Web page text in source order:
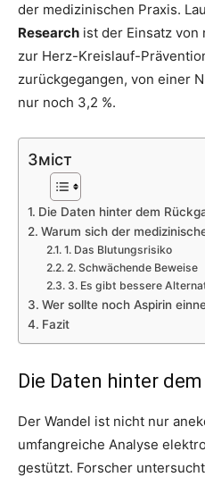
der medizinischen Praxis.
Research ist der Einsatz
zur Herz-Kreislauf-
zurückgegangen, von einer
nur noch 3,2 %.
Зміст
Die Daten hinter dem
Warum sich der
1. Das Blutungsrisiko
2. Schwächende Beweise
3. Es gibt bessere
Wer sollte noch Aspirin
Fazit
Die Daten hinter
Der Wandel ist nicht nur
umfangreiche Analyse
gestützt. Forscher